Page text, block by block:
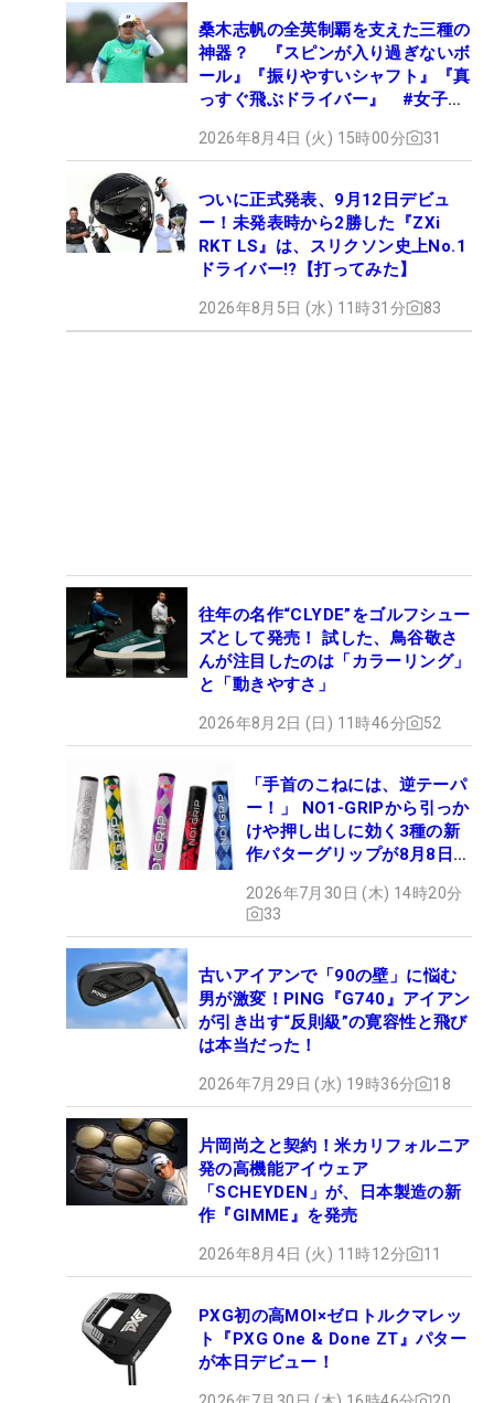
桑木志帆の全英制覇を支えた三種の
神器？ 『スピンが入り過ぎないボ
ール』『振りやすいシャフト』『真
っすぐ飛ぶドライバー』 #女子プ
2026年8月4日 (火) 15時00分 31
ついに正式発表、9月12日デビュ
ー！未発表時から2勝した『ZXi
RKT LS』は、スリクソン史上No.1
ドライバー!?【打ってみた】
2026年8月5日 (水) 11時31分 83
往年の名作“CLYDE”をゴルフシュー
ズとして発売！ 試した、鳥谷敬さ
んが注目したのは「カラーリング」
と「動きやすさ」
2026年8月2日 (日) 11時46分 52
「手首のこねには、逆テーパ
ー！」 NO1-GRIPから引っか
けや押し出しに効く3種の新
作パターグリップが8月8日デ
2026年7月30日 (木) 14時20分
33
古いアイアンで「90の壁」に悩む
男が激変！PING『G740』アイアン
が引き出す“反則級”の寛容性と飛び
は本当だった！
2026年7月29日 (水) 19時36分 18
片岡尚之と契約！米カリフォルニア
発の高機能アイウェア
「SCHEYDEN」が、日本製造の新
作『GIMME』を発売
2026年8月4日 (火) 11時12分 11
PXG初の高MOI×ゼロトルクマレッ
ト『PXG One & Done ZT』パター
が本日デビュー！